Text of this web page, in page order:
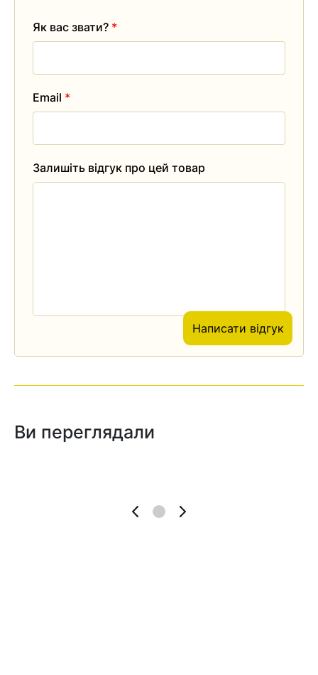
Залишіть відгук про цей товар
Як вас звати? *
Email *
Написати відгук
Ви переглядали